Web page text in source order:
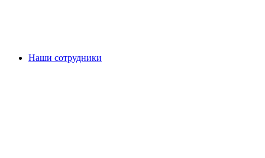
Наши сотрудники